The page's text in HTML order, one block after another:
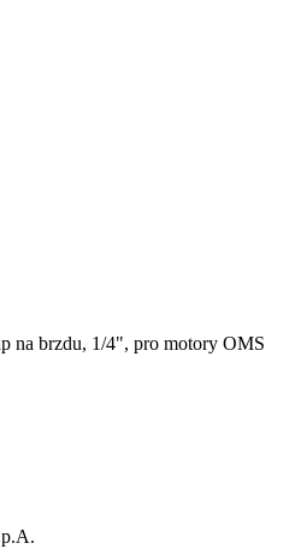
na brzdu, 1/4", pro motory OMS